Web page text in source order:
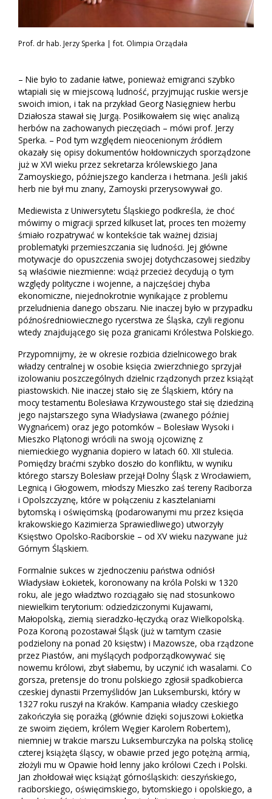
Prof. dr hab. Jerzy Sperka | fot. Olimpia Orządała
– Nie było to zadanie łatwe, ponieważ emigranci szybko
wtapiali się w miejscową ludność, przyjmując ruskie wersje
swoich imion, i tak na przykład Georg Nasięgniew herbu
Działosza stawał się Jurgą. Posiłkowałem się więc analizą
herbów na zachowanych pieczęciach – mówi prof. Jerzy
Sperka. – Pod tym względem nieocenionym źródłem
okazały się opisy dokumentów hołdowniczych sporządzone
już w XVI wieku przez sekretarza królewskiego Jana
Zamoyskiego, późniejszego kanclerza i hetmana. Jeśli jakiś
herb nie był mu znany, Zamoyski przerysowywał go.
Mediewista z Uniwersytetu Śląskiego podkreśla, że choć
mówimy o migracji sprzed kilkuset lat, proces ten możemy
śmiało rozpatrywać w kontekście tak ważnej dzisiaj
problematyki przemieszczania się ludności. Jej główne
motywacje do opuszczenia swojej dotychczasowej siedziby
są właściwie niezmienne: wciąż przecież decydują o tym
względy polityczne i wojenne, a najczęściej chyba
ekonomiczne, niejednokrotnie wynikające z problemu
przeludnienia danego obszaru. Nie inaczej było w przypadku
późnośredniowiecznego rycerstwa ze Śląska, czyli regionu
wtedy znajdującego się poza granicami Królestwa Polskiego.
Przypomnijmy, że w okresie rozbicia dzielnicowego brak
władzy centralnej w osobie księcia zwierzchniego sprzyjał
izolowaniu poszczególnych dzielnic rządzonych przez książąt
piastowskich. Nie inaczej stało się ze Śląskiem, który na
mocy testamentu Bolesława Krzywoustego stał się dziedziną
jego najstarszego syna Władysława (zwanego później
Wygnańcem) oraz jego potomków – Bolesław Wysoki i
Mieszko Plątonogi wrócili na swoją ojcowiznę z
niemieckiego wygnania dopiero w latach 60. XII stulecia.
Pomiędzy braćmi szybko doszło do konfliktu, w wyniku
którego starszy Bolesław przejął Dolny Śląsk z Wrocławiem,
Legnicą i Głogowem, młodszy Mieszko zaś tereny Raciborza
i Opolszczyznę, które w połączeniu z kasztelaniami
bytomską i oświęcimską (podarowanymi mu przez księcia
krakowskiego Kazimierza Sprawiedliwego) utworzyły
Księstwo Opolsko-Raciborskie – od XV wieku nazywane już
Górnym Śląskiem.
Formalnie sukces w zjednoczeniu państwa odniósł
Władysław Łokietek, koronowany na króla Polski w 1320
roku, ale jego władztwo rozciągało się nad stosunkowo
niewielkim terytorium: odziedziczonymi Kujawami,
Małopolską, ziemią sieradzko-łęczycką oraz Wielkopolską.
Poza Koroną pozostawał Śląsk (już w tamtym czasie
podzielony na ponad 20 księstw) i Mazowsze, oba rządzone
przez Piastów, ani myślących podporządkowywać się
nowemu królowi, zbyt słabemu, by uczynić ich wasalami. Co
gorsza, pretensje do tronu polskiego zgłosił spadkobierca
czeskiej dynastii Przemyślidów Jan Luksemburski, który w
1327 roku ruszył na Kraków. Kampania władcy czeskiego
zakończyła się porażką (głównie dzięki sojuszowi Łokietka
ze swoim zięciem, królem Węgier Karolem Robertem),
niemniej w trakcie marszu Luksemburczyka na polską stolicę
czterej książęta śląscy, w obawie przed jego potężną armią,
złożyli mu w Opawie hołd lenny jako królowi Czech i Polski.
Jan zhołdował więc książąt górnośląskich: cieszyńskiego,
raciborskiego, oświęcimskiego, bytomskiego i opolskiego, a